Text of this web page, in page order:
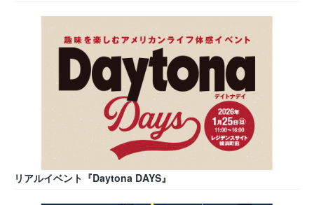
リアルイベント『Daytona DAYS』